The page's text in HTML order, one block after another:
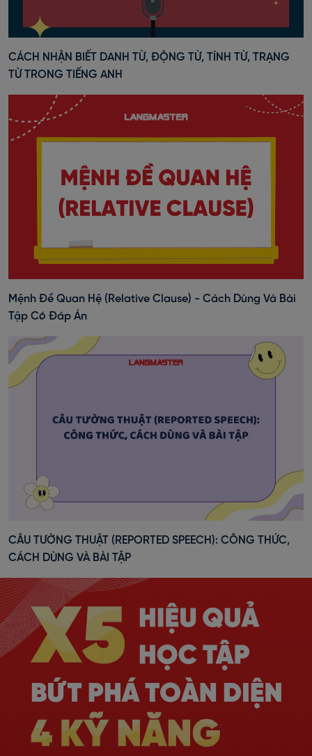
CÁCH NHẬN BIẾT DANH TỪ, ĐỘNG TỪ, TÍNH TỪ, TRẠNG
TỪ TRONG TIẾNG ANH
Mệnh Đề Quan Hệ (Relative Clause) - Cách Dùng Và Bài
Tập Có Đáp Án
CÂU TƯỜNG THUẬT (REPORTED SPEECH): CÔNG THỨC,
CÁCH DÙNG VÀ BÀI TẬP